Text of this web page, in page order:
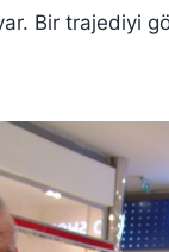
Bir trajediyi